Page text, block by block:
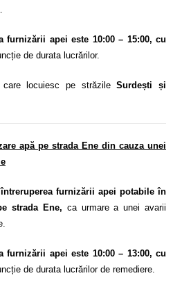
furnizării apei este 10:00 – 15:00, cu
de durata lucrărilor.
care locuiesc pe străzileSurdești și
apă pe strada Ene din cauza unei
întreruperea furnizării apei potabile în
strada Ene, ca urmare a unei avarii
furnizării apei este 10:00 – 13:00, cu
de durata lucrărilor de remediere.